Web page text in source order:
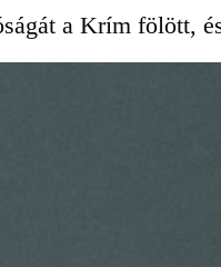
a Krím fölött,